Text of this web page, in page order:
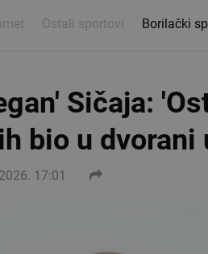
Ostali sportovi Borilački
Sičaja:
bio u dvorani
17:01